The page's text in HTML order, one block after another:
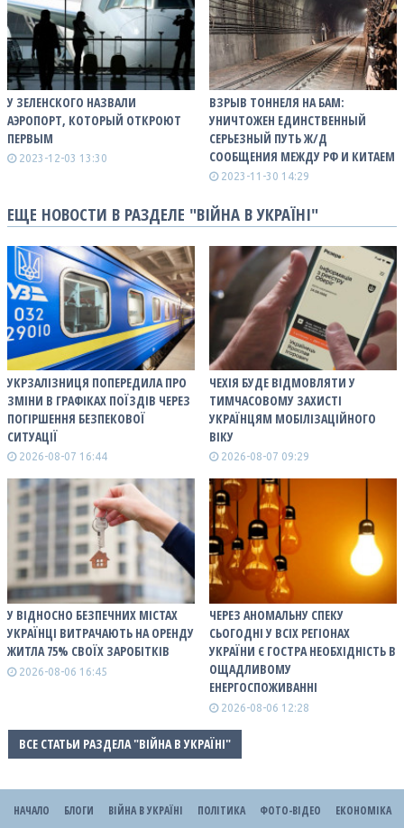
У ЗЕЛЕНСКОГО НАЗВАЛИ
АЭРОПОРТ, КОТОРЫЙ ОТКРОЮТ
ПЕРВЫМ
2023-12-03 13:30
ВЗРЫВ ТОННЕЛЯ НА БАМ:
УНИЧТОЖЕН ЕДИНСТВЕННЫЙ
СЕРЬЕЗНЫЙ ПУТЬ Ж/Д
СООБЩЕНИЯ МЕЖДУ РФ И КИТАЕМ
2023-11-30 14:29
ЕЩЕ НОВОСТИ В РАЗДЕЛЕ "ВІЙНА В УКРАЇНІ"
УКРЗАЛІЗНИЦЯ ПОПЕРЕДИЛА ПРО
ЗМІНИ В ГРАФІКАХ ПОЇЗДІВ ЧЕРЕЗ
ПОГІРШЕННЯ БЕЗПЕКОВОЇ
СИТУАЦІЇ
2026-08-07 16:44
ЧЕХІЯ БУДЕ ВІДМОВЛЯТИ У
ТИМЧАСОВОМУ ЗАХИСТІ
УКРАЇНЦЯМ МОБІЛІЗАЦІЙНОГО
ВІКУ
2026-08-07 09:29
У ВІДНОСНО БЕЗПЕЧНИХ МІСТАХ
УКРАЇНЦІ ВИТРАЧАЮТЬ НА ОРЕНДУ
ЖИТЛА 75% СВОЇХ ЗАРОБІТКІВ
2026-08-06 16:45
ЧЕРЕЗ АНОМАЛЬНУ СПЕКУ
СЬОГОДНІ У ВСІХ РЕГІОНАХ
УКРАЇНИ Є ГОСТРА НЕОБХІДНІСТЬ В
ОЩАДЛИВОМУ
ЕНЕРГОСПОЖИВАННІ
2026-08-06 12:28
ВСЕ СТАТЬИ РАЗДЕЛА "ВІЙНА В УКРАЇНІ"
НАЧАЛО БЛОГИ ВІЙНА В УКРАЇНІ ПОЛІТИКА ФОТО-ВІДЕО ЕКОНОМІКА